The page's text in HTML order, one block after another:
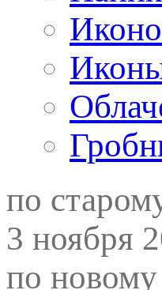
по
3 ноября
по